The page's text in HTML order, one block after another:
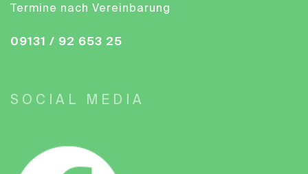
Termine nach Vereinbarung
09131 / 92 653 25
SOCIAL MEDIA